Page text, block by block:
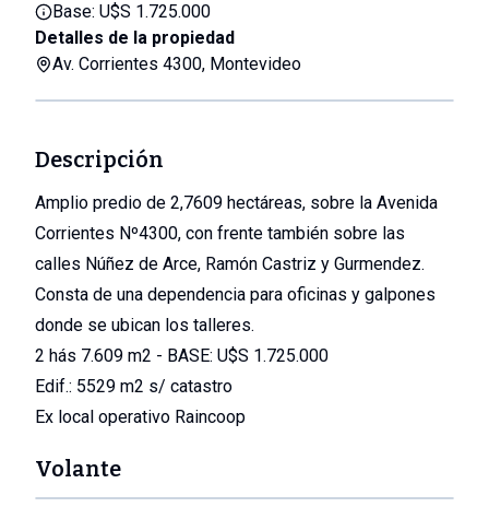
Base: U$S 1.725.000
Detalles de la propiedad
Av. Corrientes 4300, Montevideo
Descripción
Amplio predio de 2,7609 hectáreas, sobre la Avenida
Corrientes Nº4300, con frente también sobre las
calles Núñez de Arce, Ramón Castriz y Gurmendez.
Consta de una dependencia para oficinas y galpones
donde se ubican los talleres.
2 hás 7.609 m2 - BASE: U$S 1.725.000
Edif.: 5529 m2 s/ catastro
Ex local operativo Raincoop
Volante